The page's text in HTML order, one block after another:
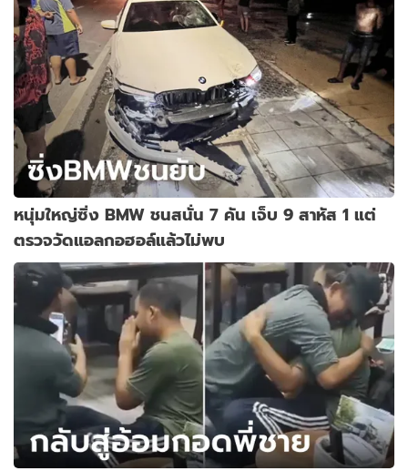
หนุ่มใหญ่ซิ่ง BMW ชนสนั่น 7 คัน เจ็บ 9 สาหัส 1 แต่
ตรวจวัดแอลกอฮอล์แล้วไม่พบ